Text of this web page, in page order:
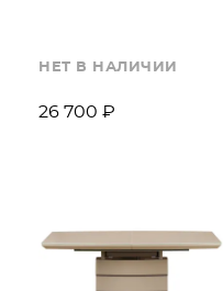
НЕТ В НАЛИЧИИ
26 700 ₽